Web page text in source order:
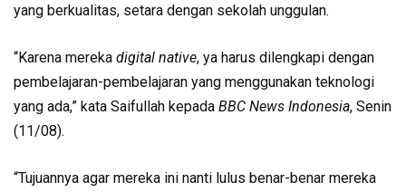
yang berkualitas, setara dengan sekolah unggulan.
“Karena mereka digital native, ya harus dilengkapi dengan
pembelajaran-pembelajaran yang menggunakan teknologi
yang ada,” kata Saifullah kepada BBC News Indonesia, Senin
(11/08).
“Tujuannya agar mereka ini nanti lulus benar-benar mereka